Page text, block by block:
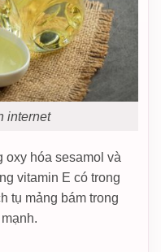
internet
oxy hóa sesamol và
vitamin E có trong
tụ mảng bám trong